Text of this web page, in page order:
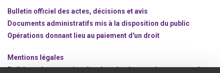
Bulletin officiel des actes, décisions et avis
Documents administratifs mis à la disposition du public
Opérations donnant lieu au paiement d'un droit
Mentions légales
Politique de protection des données à caractère personnel